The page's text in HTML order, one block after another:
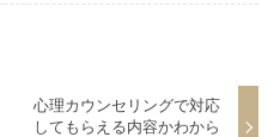
心理カウンセリングで対応
してもらえる内容かわから